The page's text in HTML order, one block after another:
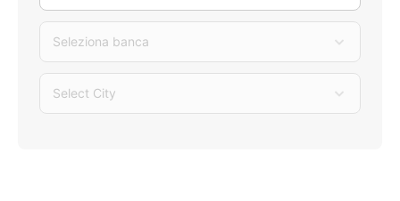
Seleziona banca
Select City